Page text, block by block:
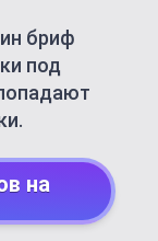
бриф
под
на